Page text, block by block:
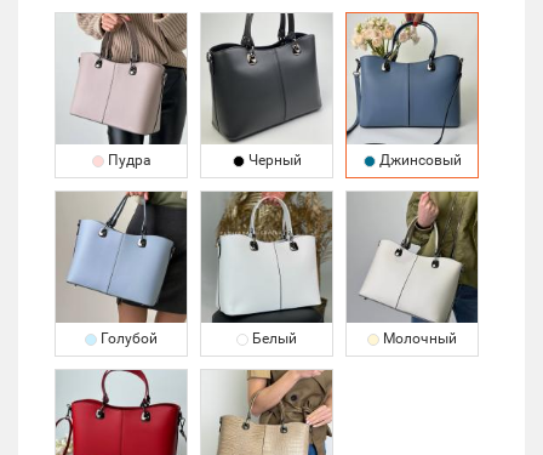
Пудра Черный Джинсовый
Голубой Белый Молочный